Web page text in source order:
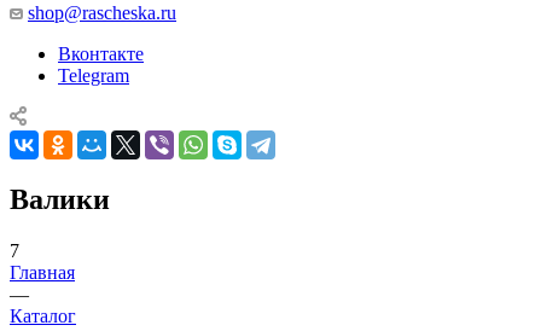
shop@rascheska.ru
Вконтакте
Telegram
Валики
7
Главная
—
Каталог